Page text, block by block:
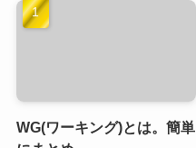
WG(ワーキング)とは。簡単